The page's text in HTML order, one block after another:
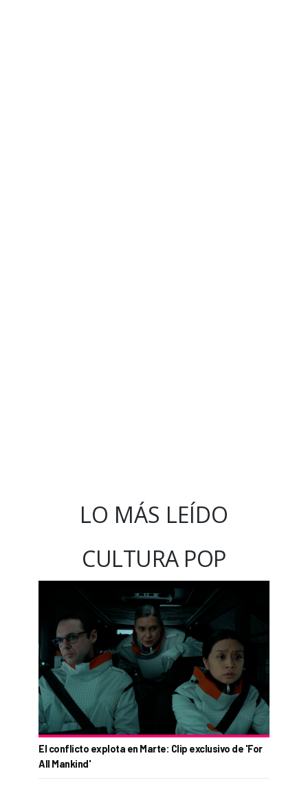
LO MÁS LEÍDO
CULTURA POP
El conflicto explota en Marte: Clip exclusivo de 'For
All Mankind'